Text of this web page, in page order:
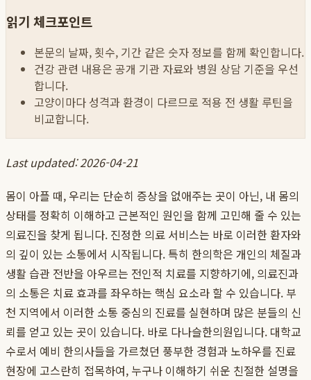
읽기 체크포인트
본문의 날짜, 횟수, 기간 같은 숫자 정보를 함께 확인합니다.
건강 관련 내용은 공개 기관 자료와 병원 상담 기준을 우선
합니다.
고양이마다 성격과 환경이 다르므로 적용 전 생활 루틴을
비교합니다.
Last updated: 2026-04-21
몸이 아플 때, 우리는 단순히 증상을 없애주는 곳이 아닌, 내 몸의
상태를 정확히 이해하고 근본적인 원인을 함께 고민해 줄 수 있는
의료진을 찾게 됩니다. 진정한 의료 서비스는 바로 이러한 환자와
의 깊이 있는 소통에서 시작됩니다. 특히 한의학은 개인의 체질과
생활 습관 전반을 아우르는 전인적 치료를 지향하기에, 의료진과
의 소통은 치료 효과를 좌우하는 핵심 요소라 할 수 있습니다. 부
천 지역에서 이러한 소통 중심의 진료를 실현하며 많은 분들의 신
뢰를 얻고 있는 곳이 있습니다. 바로 다나슬한의원입니다. 대학교
수로서 예비 한의사들을 가르쳤던 풍부한 경험과 노하우를 진료
현장에 고스란히 접목하여, 누구나 이해하기 쉬운 친절한 설명을